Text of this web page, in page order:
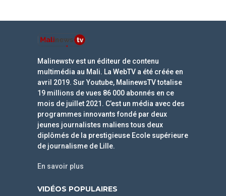
Malinewstv est un éditeur de contenu
multimédia au Mali. La WebTV a été créée en
avril 2019. Sur Youtube, MalinewsTV totalise
19 millions de vues 86 000 abonnés en ce
mois de juillet 2021. C’est un média avec des
programmes innovants fondé par deux
jeunes journalistes maliens tous deux
diplômés de la prestigieuse Ecole supérieure
de journalisme de Lille.
En savoir plus
VIDÉOS POPULAIRES